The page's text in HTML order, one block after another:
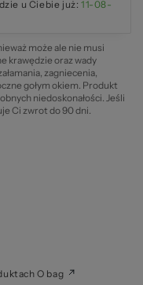
u Ciebie już: 11-08-
może ale nie musi
krawędzie oraz wady
zagniecenia,
gołym okiem. Produkt
niedoskonałości. Jeśli
Ci zwrot do 90 dni.
O bag